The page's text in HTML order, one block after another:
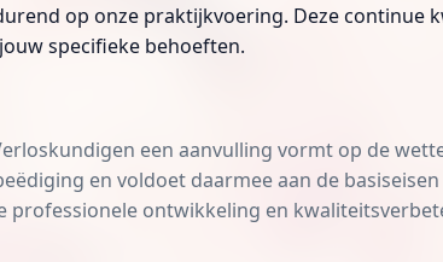
op onze praktijkvoering. Deze continue
specifieke behoeften.
een aanvulling vormt op de
en voldoet daarmee aan de
ontwikkeling en